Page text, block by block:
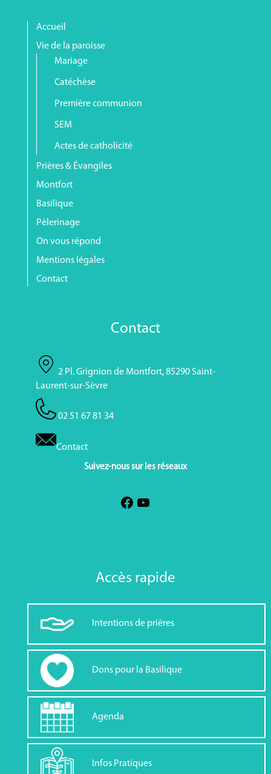
Accueil
Vie de la paroisse
Mariage
Catéchèse
Première communion
SEM
Actes de catholicité
Prières & Évangiles
Montfort
Basilique
Pèlerinage
On vous répond
Mentions légales
Contact
Contact
2 Pl. Grignion de Montfort, 85290 Saint-
Laurent-sur-Sèvre
02 51 67 81 34
Contact
Suivez-nous sur les réseaux
Accès rapide
Intentions de prières
Dons pour la Basilique
Agenda
Infos Pratiques